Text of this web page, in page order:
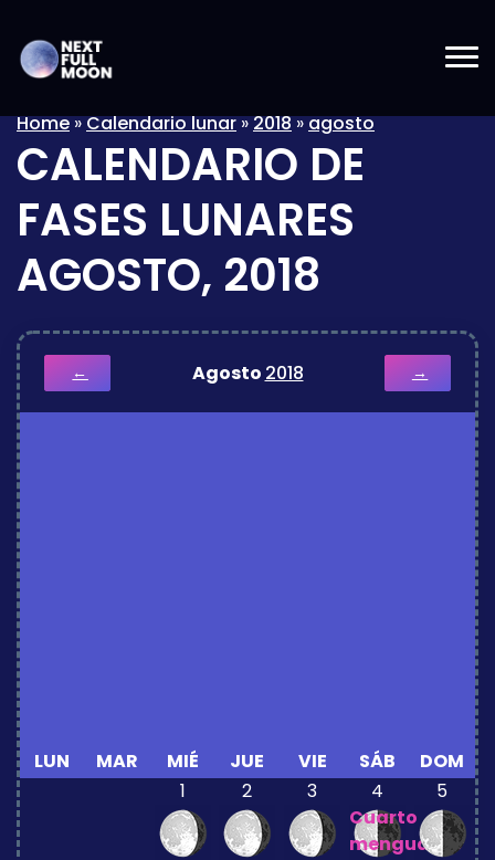
Home»Calendario lunar»2018»agosto
CALENDARIO DE
FASES LUNARES
AGOSTO, 2018
← Agosto 2018 →
LUN MAR MIÉ JUE VIE SÁB
DOM
1
2 3
4
Cuarto
menguante
5